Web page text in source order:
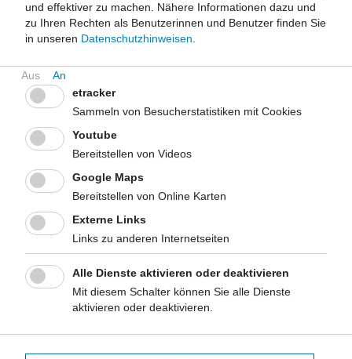
Radfahren ist eine gesundheitsförderliche Aktivität, die auch
durch Schadstoff- und Unfallrisiken nicht in das Gegenteil
verkehrt wird. Vor allem für Berufspendlerinnen und -pendler,
Fahrrad ein ökonomisches Transportmittel mit gesundheitlichem
Nutzen. Ältere Personen profitieren besonders stark vom
Radfahren (auch mit elektronischer Unterstützung) und können
dadurch die Mobilität im Alter lange aufrechterhalten.
Empfehlung
Erwachsenen und vor allem älteren Personen sollte empfohlen
werden, kurze Strecken zu Fuß oder mit dem Rad zurück zu
legen. Bei einem wöchentlichen Umfang von drei Stunden
Radfahren in einer moderaten Geschwindigkeit von bis zu 15
km/h sind Erkrankungsrisiken bereits substanziell gemindert.
Bei Schalträdern sollte die Trittfrequenz im Vordergrund stehen,
nicht dagegen der Widerstand: Niedriger Gang und hohe
Trittfrequenz.
und effektiver zu machen. Nähere Informationen dazu und
zu Ihren Rechten als Benutzerinnen und Benutzer finden Sie
in unseren Datenschutzhinweisen.
etracker
Sammeln von Besucherstatistiken mit Cookies
Youtube
Bereitstellen von Videos
Google Maps
Bereitstellen von Online Karten
Externe Links
Links zu anderen Internetseiten
Alle Dienste aktivieren oder deaktivieren
Mit diesem Schalter können Sie alle Dienste
aktivieren oder deaktivieren.